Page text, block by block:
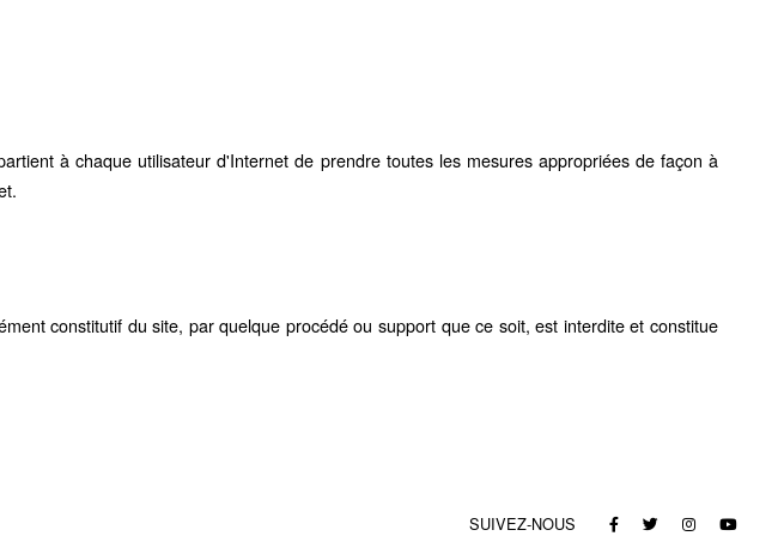
à chaque utilisateur d'Internet de prendre toutes les mesures appropriées de façon à
constitutif du site, par quelque procédé ou support que ce soit, est interdite et constitue
SUIVEZ-NOUS